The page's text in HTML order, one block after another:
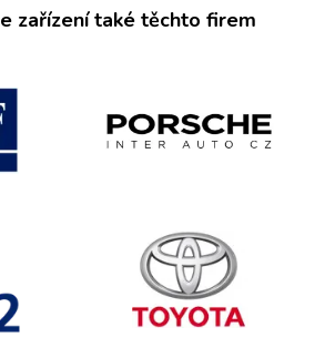
zařízení také těchto firem